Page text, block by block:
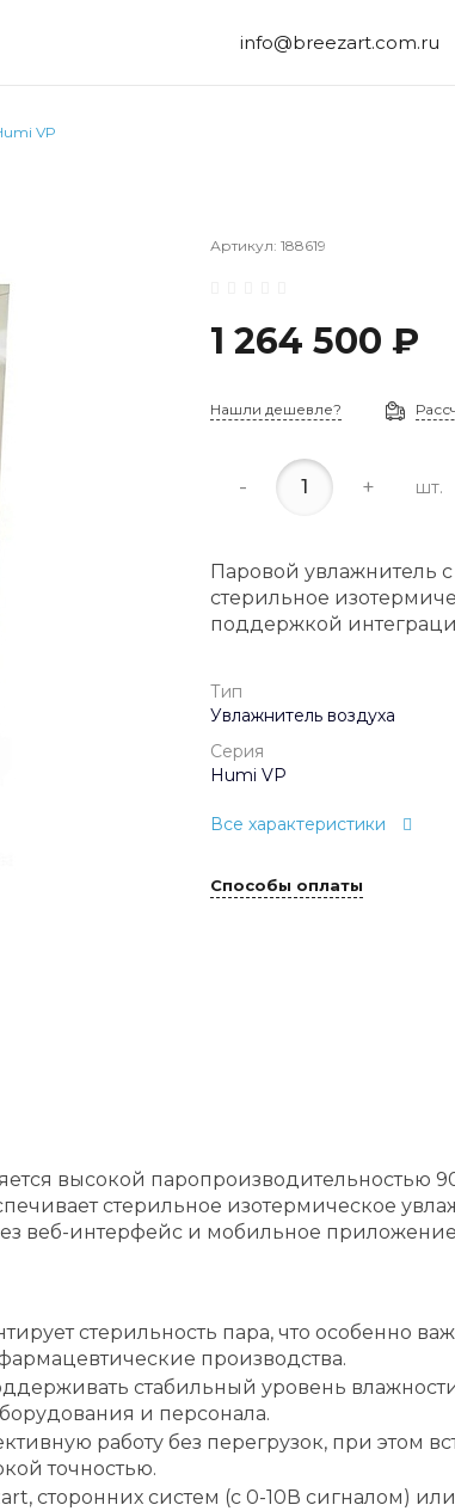
info@breezart.com.ru
VP
Артикул: 188619
1 264 500 ₽
Нашли дешевле?
- + шт.
Паровой увлажнитель
стерильное
поддержкой
Тип
Увлажнитель воздуха
Серия
Humi VP
Все характеристики
Способы оплаты
высокой паропроизводительностью
стерильное изотермическое
веб-интерфейс и мобильное
стерильность пара, что особенно
производства.
стабильный уровень
и персонала.
работу без перегрузок, при этом
точностью.
сторонних систем (с 0-10В сигналом)